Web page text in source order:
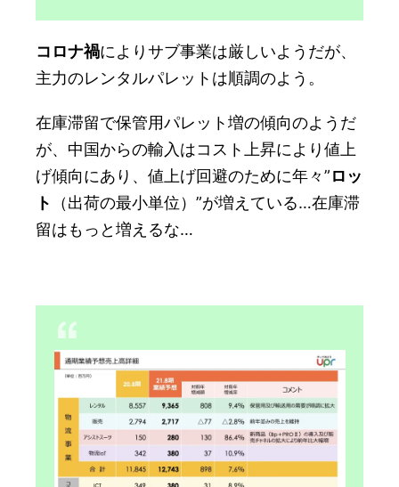
コロナ禍によりサブ事業は厳しいようだが、
主力のレンタルパレットは順調のよう。
在庫滞留で保管用パレット増の傾向のようだ
が、中国からの輸入はコスト上昇により値上
げ傾向にあり、値上げ回避のために年々”ロッ
ト
（出荷の最小単位）”が増えている…在庫滞
留はもっと増えるな…